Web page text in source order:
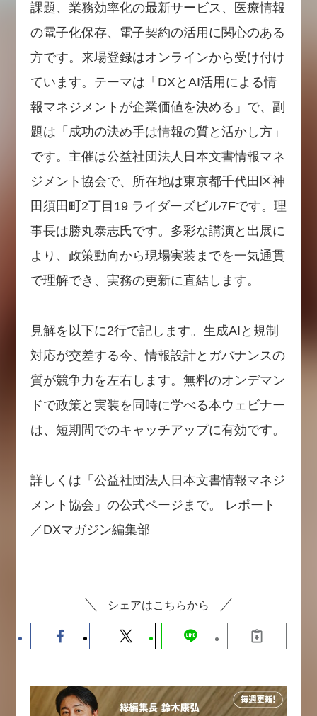
課題、業務効率化の最新サービス、医療情報
の電子化保存、電子契約の活用に関心のある
方です。来場登録はオンラインから受け付け
ています。テーマは「DXとAI活用による情
報マネジメントが企業価値を決める」で、副
題は「成功の決め手は情報の質と活かし方」
です。主催は公益社団法人日本文書情報マネ
ジメント協会で、所在地は東京都千代田区神
田須田町2丁目19 ライダーズビル7Fです。理
事長は勝丸泰志氏です。多彩な講演と出展に
より、政策動向から現場実装までを一気通貫
で理解でき、実務の更新に直結します。
見解を以下に2行で記します。生成AIと規制
対応が交差する今、情報設計とガバナンスの
質が競争力を左右します。無料のオンデマン
ドで政策と実装を同時に学べる本ウェビナー
は、短期間でのキャッチアップに有効です。
詳しくは「公益社団法人日本文書情報マネジ
メント協会」の公式ページまで。 レポート
／DXマガジン編集部
シェアはこちらから